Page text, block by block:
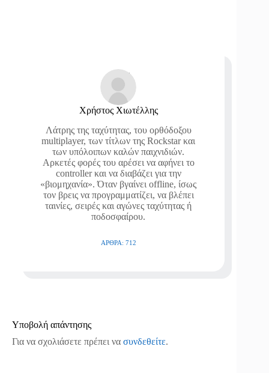
Χρήστος Χιωτέλλης
Λάτρης της ταχύτητας, του ορθόδοξου
multiplayer, των τίτλων της Rockstar και
των υπόλοιπων καλών παιχνιδιών.
Αρκετές φορές του αρέσει να αφήνει το
controller και να διαβάζει για την
«βιομηχανία». Όταν βγαίνει offline, ίσως
τον βρεις να προγραμματίζει, να βλέπει
ταινίες, σειρές και αγώνες ταχύτητας ή
ποδοσφαίρου.
ΆΡΘΡΑ: 712
Υποβολή απάντησης
Για να σχολιάσετε πρέπει να συνδεθείτε.